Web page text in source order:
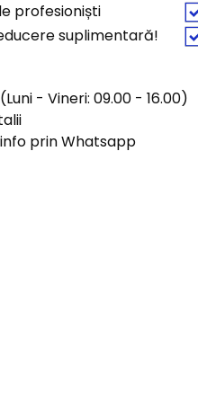
profesioniști
suplimentară!
- Vineri: 09.00 - 16.00)
prin Whatsapp